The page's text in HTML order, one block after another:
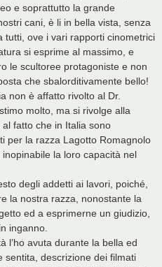
e soprattutto la grande
cani, è li in bella vista, senza
tutti, ove i vari rapporti cinometrici
si esprime al massimo, e
le scultoree protagoniste e non
che sbalorditivamente bello!
non è affatto rivolto al Dr.
molto, ma si rivolge alla
fatto che in Italia sono
per la razza Lagotto Romagnolo
la loro capacità nel
degli addetti ai lavori, poiché,
la nostra razza, nonostante la
ed a esprimerne un giudizio,
inganno.
l’ho avuta durante la bella ed
sentita, descrizione dei filmati